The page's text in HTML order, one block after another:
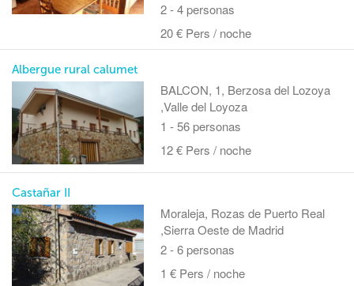
2 - 4 personas
20 € Pers / noche
Albergue rural calumet
BALCON, 1, Berzosa del Lozoya
,Valle del Loyoza
1 - 56 personas
12 € Pers / noche
Castañar II
Moraleja, Rozas de Puerto Real
,Sierra Oeste de Madrid
2 - 6 personas
1 € Pers / noche